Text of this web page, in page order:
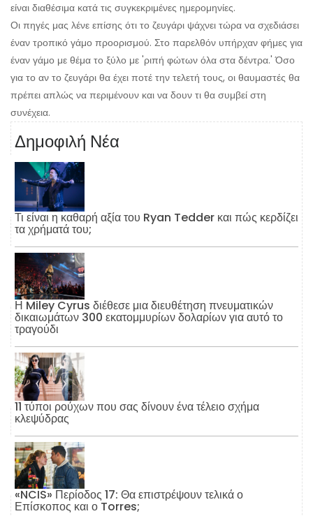
είναι διαθέσιμα κατά τις συγκεκριμένες ημερομηνίες.
Οι πηγές μας λένε επίσης ότι το ζευγάρι ψάχνει τώρα να σχεδιάσει
έναν τροπικό γάμο προορισμού. Στο παρελθόν υπήρχαν φήμες για
έναν γάμο με θέμα το ξύλο με 'ριπή φώτων όλα στα δέντρα.' Όσο
για το αν το ζευγάρι θα έχει ποτέ την τελετή τους, οι θαυμαστές θα
πρέπει απλώς να περιμένουν και να δουν τι θα συμβεί στη
συνέχεια.
Δημοφιλή Νέα
Τι είναι η καθαρή αξία του Ryan Tedder και πώς κερδίζει
τα χρήματά του;
Η Miley Cyrus διέθεσε μια διευθέτηση πνευματικών
δικαιωμάτων 300 εκατομμυρίων δολαρίων για αυτό το
τραγούδι
11 τύποι ρούχων που σας δίνουν ένα τέλειο σχήμα
κλεψύδρας
«NCIS» Περίοδος 17: Θα επιστρέψουν τελικά ο
Επίσκοπος και ο Torres;